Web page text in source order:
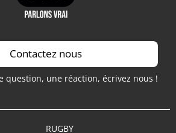
Contactez nous
question, une réaction, écrivez nous !
RUGBY